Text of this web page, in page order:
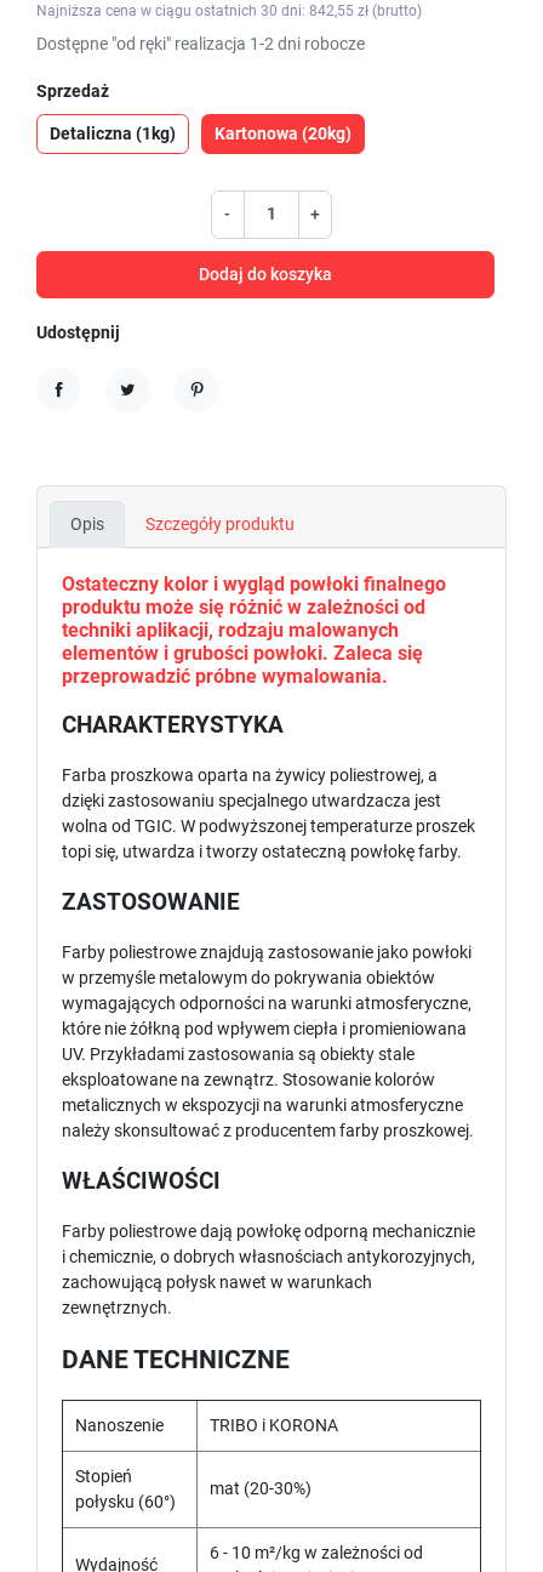
Najniższa cena w ciągu ostatnich 30 dni: 842,55 zł (brutto)
Dostępne "od ręki" realizacja 1-2 dni robocze
Sprzedaż
Detaliczna (1kg) Kartonowa (20kg)
- +
Dodaj do koszyka
Udostępnij
Opis Szczegóły produktu
Ostateczny kolor i wygląd powłoki finalnego
produktu może się różnić w zależności od
techniki aplikacji, rodzaju malowanych
elementów i grubości powłoki. Zaleca się
przeprowadzić próbne wymalowania.
CHARAKTERYSTYKA
Farba proszkowa oparta na żywicy poliestrowej, a
dzięki zastosowaniu specjalnego utwardzacza jest
wolna od TGIC. W podwyższonej temperaturze proszek
topi się, utwardza i tworzy ostateczną powłokę farby.
ZASTOSOWANIE
Farby poliestrowe znajdują zastosowanie jako powłoki
w przemyśle metalowym do pokrywania obiektów
wymagających odporności na warunki atmosferyczne,
które nie żółkną pod wpływem ciepła i promieniowana
UV. Przykładami zastosowania są obiekty stale
eksploatowane na zewnątrz. Stosowanie kolorów
metalicznych w ekspozycji na warunki atmosferyczne
należy skonsultować z producentem farby proszkowej.
WŁAŚCIWOŚCI
Farby poliestrowe dają powłokę odporną mechanicznie
i chemicznie, o dobrych własnościach antykorozyjnych,
zachowującą połysk nawet w warunkach
zewnętrznych.
DANE TECHNICZNE
Nanoszenie TRIBO i KORONA
Stopień
połysku (60°)
mat (20-30%)
Wydajność
6 - 10 m²/kg w zależności od